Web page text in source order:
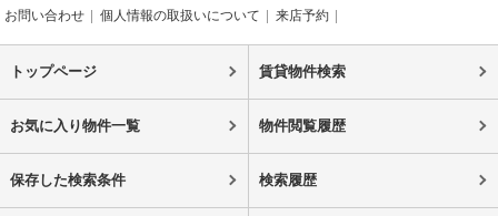
お問い合わせ
個人情報の取扱いについて 来店予約
トップページ 賃貸物件検索
お気に入り物件一覧 物件閲覧履歴
保存した検索条件 検索履歴